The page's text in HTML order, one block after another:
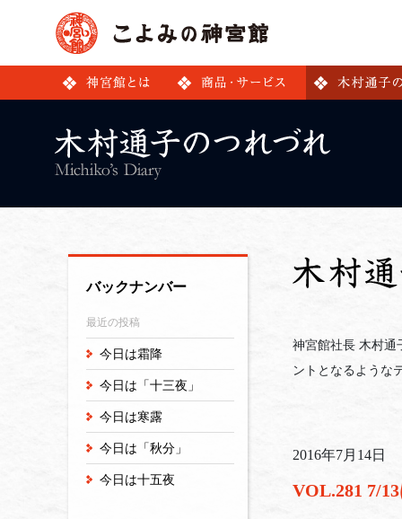
バックナンバー
最近の投稿
今日は霜降
今日は「十三夜」
今日は寒露
今日は「秋分」
今日は十五夜
神宮館社長 木村通
ントとなるような
2016年7月14日
VOL.281 7/